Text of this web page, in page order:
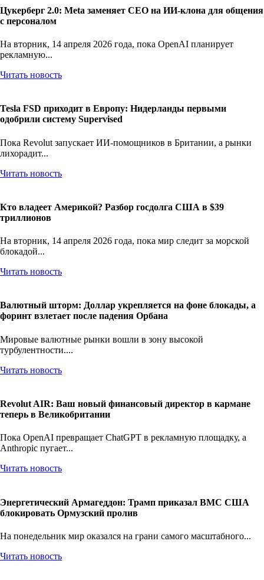
Цукерберг 2.0: Meta заменяет CEO на ИИ-клона для общения
с персоналом
На вторник, 14 апреля 2026 года, пока OpenAI планирует
рекламную...
Читать новость
Tesla FSD приходит в Европу: Нидерланды первыми
одобрили систему Supervised
Пока Revolut запускает ИИ-помощников в Британии, а рынки
лихорадит...
Читать новость
Кто владеет Америкой? Разбор госдолга США в $39
триллионов
На вторник, 14 апреля 2026 года, пока мир следит за морской
блокадой...
Читать новость
Валютный шторм: Доллар укрепляется на фоне блокады, а
форинт взлетает после падения Орбана
Мировые валютные рынки вошли в зону высокой
турбулентности....
Читать новость
Revolut AIR: Ваш новый финансовый директор в кармане
теперь в Великобритании
Пока OpenAI превращает ChatGPT в рекламную площадку, а
Anthropic пугает...
Читать новость
Энергетический Армагеддон: Трамп приказал ВМС США
блокировать Ормузский пролив
На понедельник мир оказался на грани самого масштабного...
Читать новость